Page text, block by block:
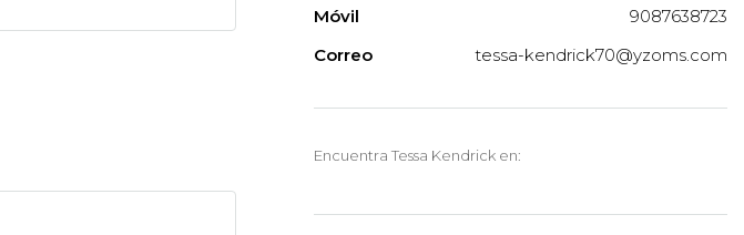
Móvil
9087638723
Correo
tessa-kendrick70@yzoms.com
Encuentra Tessa Kendrick en: